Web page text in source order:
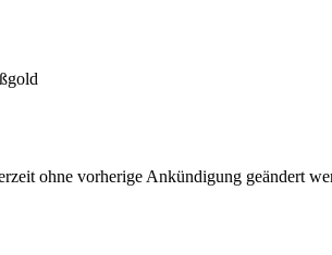
ohne vorherige Ankündigung geändert